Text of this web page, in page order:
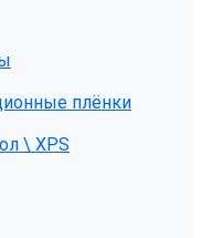
плёнки
\ XPS